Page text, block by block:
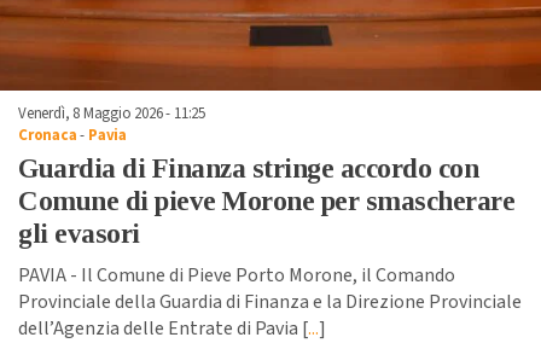
Venerdì, 8 Maggio 2026 - 11:25
Cronaca- Pavia
Guardia di Finanza stringe accordo con
Comune di pieve Morone per smascherare
gli evasori
PAVIA - Il Comune di Pieve Porto Morone, il Comando
Provinciale della Guardia di Finanza e la Direzione Provinciale
dell’Agenzia delle Entrate di Pavia [...]